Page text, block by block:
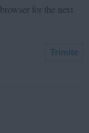
for the next